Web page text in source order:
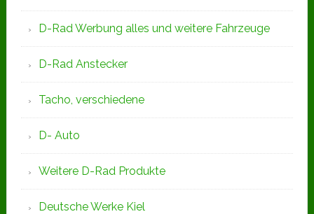
D-Rad Werbung alles und weitere Fahrzeuge
D-Rad Anstecker
Tacho, verschiedene
D- Auto
Weitere D-Rad Produkte
Deutsche Werke Kiel